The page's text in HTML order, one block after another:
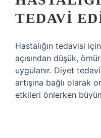
TEDAVI
Hastalığın tedavisi
açısından düşük,
uygulanır. Diyet
artışına bağlı olarak
etkileri önlerken